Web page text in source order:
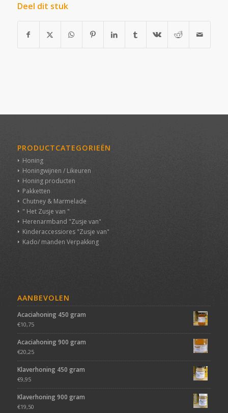
Deel dit stuk
PRODUCTCATEGORIEËN
Honing
Honingwijnen / Likeuren
Honing producten
Pakketten
Chutney & Marmelade
" Het Zusje van "
Herenarmband "Zusje van"
Kinderaccessiores "Zusje van"
Kado/ manden Verpakking
AANBEVOLEN
Acaciahoning 450 gram
€10,75
Acaciahoning 900 gram
€20,25
Klaverhoning 450 gram
€9,95
Klaverhoning 900 gram
€19,50